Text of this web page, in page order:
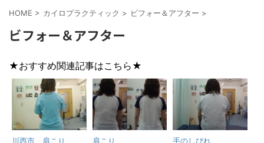
HOME > カイロプラクティック > ビフォー＆アフター >
ビフォー＆アフター
★おすすめ関連記事はこちら★
川西市 肩こり 肩こり 手のしびれ